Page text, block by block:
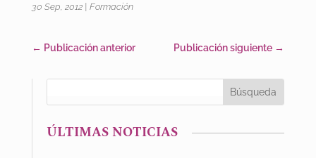
30 Sep, 2012| Formación
← Publicación anterior Publicación siguiente →
ÚLTIMAS NOTICIAS